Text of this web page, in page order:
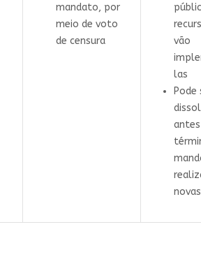
mandato, por
meio de voto
de censura
vão
las
Pode